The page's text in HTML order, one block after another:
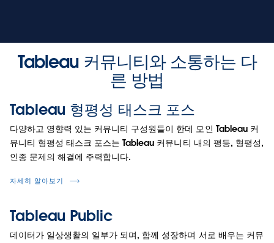
Tableau 커뮤니티와 소통하는 다
른 방법
Tableau 형평성 태스크 포스
다양하고 영향력 있는 커뮤니티 구성원들이 한데 모인 Tableau 커
뮤니티 형평성 태스크 포스는 Tableau 커뮤니티 내의 평등, 형평성,
인종 문제의 해결에 주력합니다.
자세히 알아보기
Tableau Public
데이터가 일상생활의 일부가 되며, 함께 성장하며 서로 배우는 커뮤